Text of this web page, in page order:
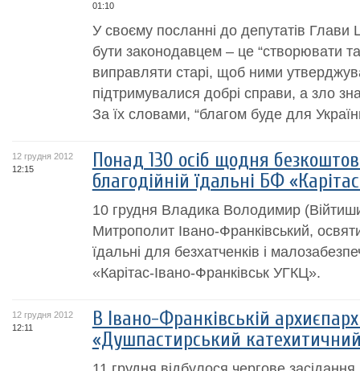
01:10
У своєму посланні до депутатів
бути законодавцем – це “створювати
виправляти старі, щоб ними
підтримувалися добрі справи, а зло
За їх словами, “благом буде для
12 грудня 2012
12:15
Понад 130 осіб щодня
благодійній їдальні БФ
10 грудня Владика Володимир
Митрополит Івано-Франківський,
їдальні для безхатченків і
«Карітас-Івано-Франківськ УГКЦ».
12 грудня 2012
12:11
В Івано-Франківській
«Душпастирський